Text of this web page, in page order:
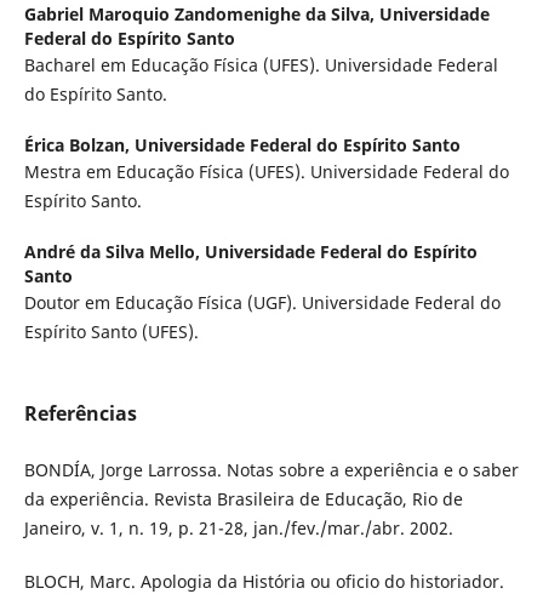
Gabriel Maroquio Zandomenighe da Silva, Universidade
Federal do Espírito Santo
Bacharel em Educação Física (UFES). Universidade Federal
do Espírito Santo.
Érica Bolzan, Universidade Federal do Espírito Santo
Mestra em Educação Física (UFES). Universidade Federal do
Espírito Santo.
André da Silva Mello, Universidade Federal do Espírito
Santo
Doutor em Educação Física (UGF). Universidade Federal do
Espírito Santo (UFES).
Referências
BONDÍA, Jorge Larrossa. Notas sobre a experiência e o saber
da experiência. Revista Brasileira de Educação, Rio de
Janeiro, v. 1, n. 19, p. 21-28, jan./fev./mar./abr. 2002.
BLOCH, Marc. Apologia da História ou oficio do historiador.